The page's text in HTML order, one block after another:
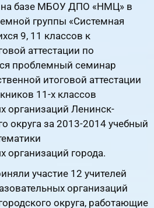
на базе МБОУ ДПО «НМЦ» в
группы «Системная
9, 11 классов к
аттестации по
проблемный семинар
итоговой аттестации
11-х классов
организаций Ленинск-
округа за 2013-2014 учебный
организаций города.
участие 12 учителей
организаций
округа, работающие